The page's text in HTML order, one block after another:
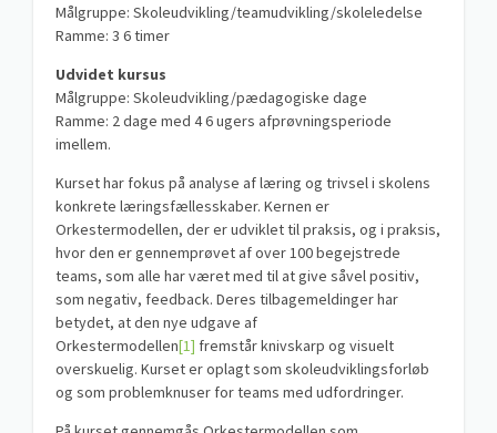
Målgruppe: Skoleudvikling/teamudvikling/skoleledelse
Ramme: 3 6 timer
Udvidet kursus
Målgruppe: Skoleudvikling/pædagogiske dage
Ramme: 2 dage med 4 6 ugers afprøvningsperiode
imellem.
Kurset har fokus på analyse af læring og trivsel i skolens
konkrete læringsfællesskaber. Kernen er
Orkestermodellen, der er udviklet til praksis, og i praksis,
hvor den er gennemprøvet af over 100 begejstrede
teams, som alle har været med til at give såvel positiv,
som negativ, feedback. Deres tilbagemeldinger har
betydet, at den nye udgave af
Orkestermodellen[1] fremstår knivskarp og visuelt
overskuelig. Kurset er oplagt som skoleudviklingsforløb
og som problemknuser for teams med udfordringer.